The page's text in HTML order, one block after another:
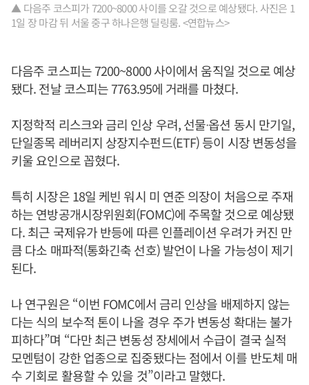
▲ 다음주 코스피가 7200~8000 사이를 오갈 것으로 예상됐다. 사진은 1
1일 장 마감 뒤 서울 중구 하나은행 딜링룸. <연합뉴스>
다음주 코스피는 7200~8000 사이에서 움직일 것으로 예상
됐다. 전날 코스피는 7763.95에 거래를 마쳤다.
지정학적 리스크와 금리 인상 우려, 선물ᐧ옵션 동시 만기일,
단일종목 레버리지 상장지수펀드(ETF) 등이 시장 변동성을
키울 요인으로 꼽혔다.
특히 시장은 18일 케빈 워시 미 연준 의장이 처음으로 주재
하는 연방공개시장위원회(FOMC)에 주목할 것으로 예상됐
다. 최근 국제유가 반등에 따른 인플레이션 우려가 커진 만
큼 다소 매파적(통화긴축 선호) 발언이 나올 가능성이 제기
된다.
나 연구원은 “이번 FOMC에서 금리 인상을 배제하지 않는
다는 식의 보수적 톤이 나올 경우 주가 변동성 확대는 불가
피하다”며 “다만 최근 변동성 장세에서 수급이 결국 실적
모멘텀이 강한 업종으로 집중됐다는 점에서 이를 반도체 매
수 기회로 활용할 수 있을 것”이라고 말했다.